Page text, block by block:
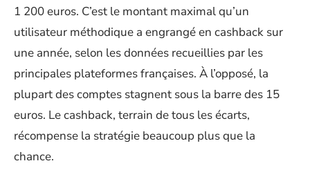
1 200 euros. C’est le montant maximal qu’un
utilisateur méthodique a engrangé en cashback sur
une année, selon les données recueillies par les
principales plateformes françaises. À l’opposé, la
plupart des comptes stagnent sous la barre des 15
euros. Le cashback, terrain de tous les écarts,
récompense la stratégie beaucoup plus que la
chance.